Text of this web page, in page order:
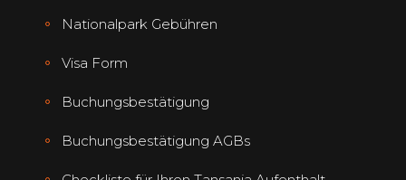
Nationalpark Gebühren
Visa Form
Buchungsbestätigung
Buchungsbestätigung AGBs